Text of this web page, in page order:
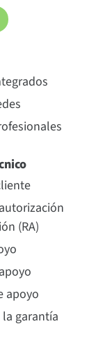
(RA)
apoyo
garantía